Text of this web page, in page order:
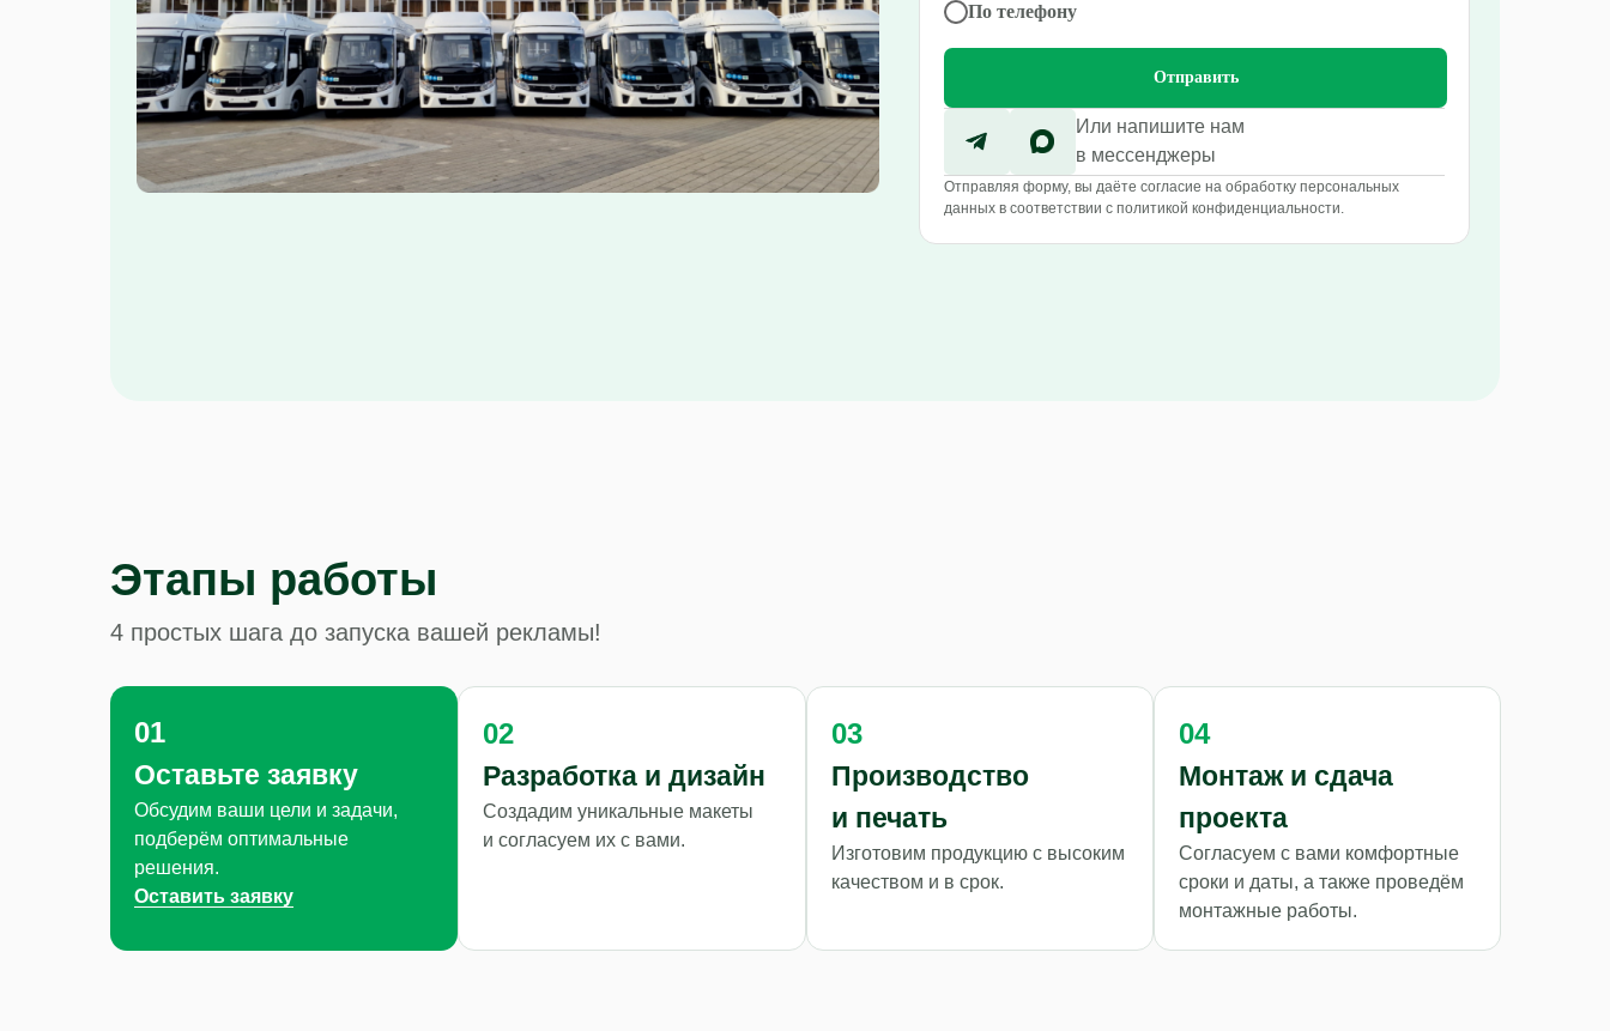
По телефону
Отправить
Или напишите нам
в мессенджеры
Отправляя форму, вы даёте согласие на обработку персональных
данных в соответствии с политикой конфиденциальности.
01
Оставьте заявку
Обсудим ваши цели и задачи,
подберём оптимальные
решения.
Оставить заявку
02
Разработка и дизайн
Создадим уникальные макеты
и согласуем их с вами.
03
Производство
и печать
Изготовим продукцию с высоким
качеством и в срок.
04
Монтаж и сдача
проекта
Согласуем с вами комфортные
сроки и даты, а также проведём
монтажные работы.
Этапы работы
4 простых шага до запуска вашей рекламы!